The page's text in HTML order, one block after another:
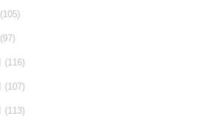
(105)
(97)
(116)
(107)
(113)